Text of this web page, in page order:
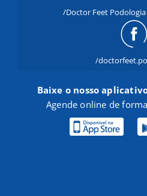
/Doctor Feet Podologia
/
Baixe o nosso
Agende online de